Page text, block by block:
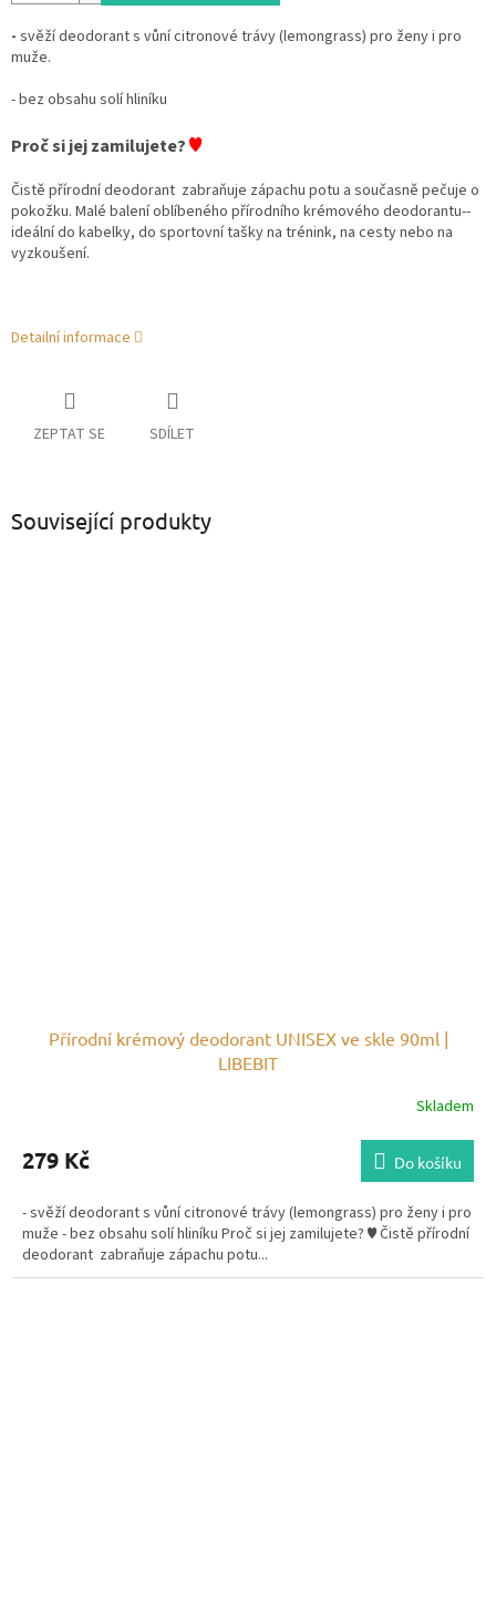
- svěží deodorant s vůní citronové trávy (lemongrass) pro ženy i pro
muže.
- bez obsahu solí hliníku
Proč si jej zamilujete?♥
Čistě přírodní deodorant zabraňuje zápachu potu a současně pečuje o
pokožku. Malé balení oblíbeného přírodního krémového deodorantu--
ideální do kabelky, do sportovní tašky na trénink, na cesty nebo na
vyzkoušení.
Detailní informace
ZEPTAT SE SDÍLET
Související produkty
Přírodní krémový deodorant UNISEX ve skle 90ml |
LIBEBIT
Skladem
279 Kč Do košíku
- svěží deodorant s vůní citronové trávy (lemongrass) pro ženy i pro
muže - bez obsahu solí hliníku Proč si jej zamilujete? ♥ Čistě přírodní
deodorant zabraňuje zápachu potu...